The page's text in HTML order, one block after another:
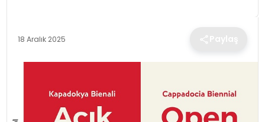
18 Aralık 2025